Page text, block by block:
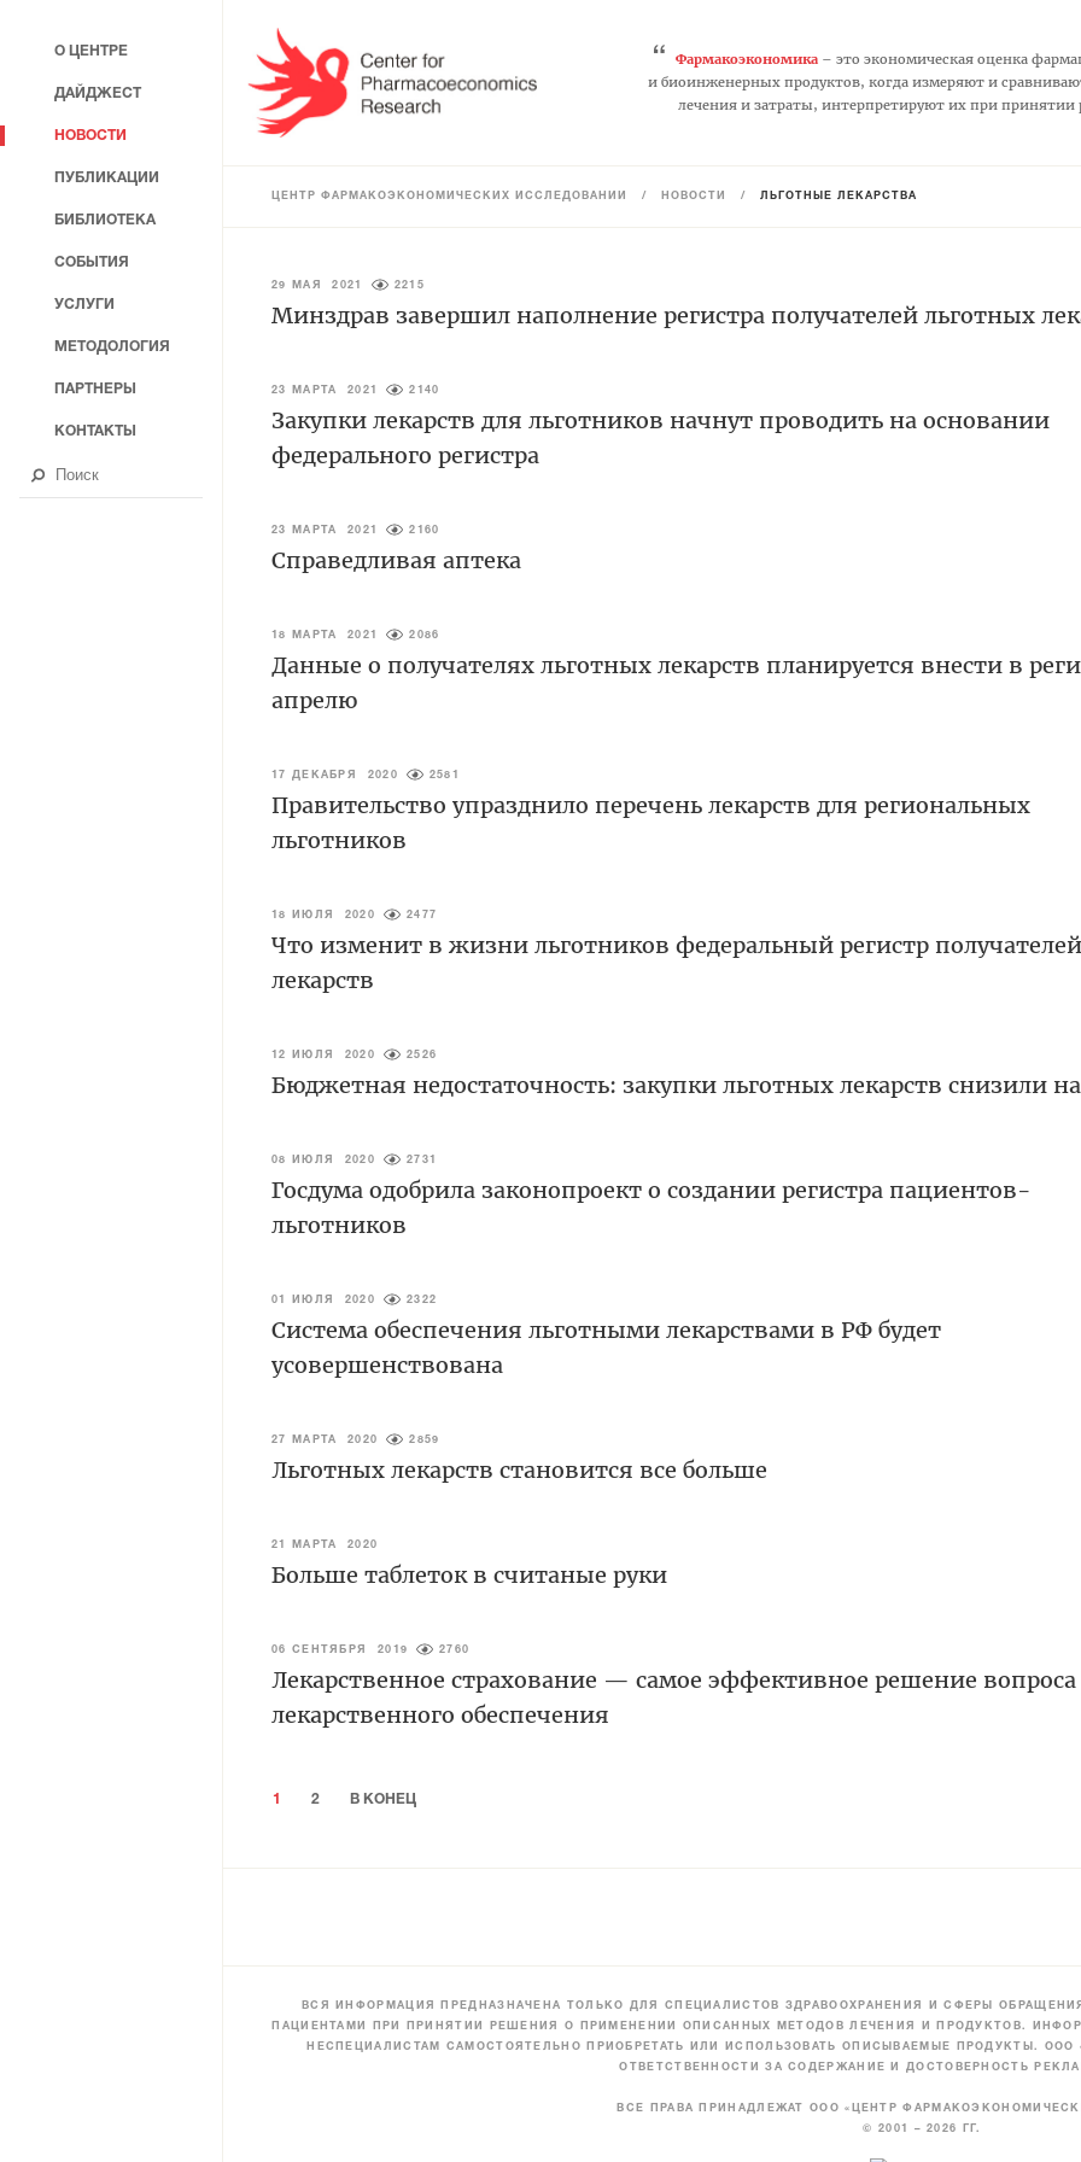
“ Фармакоэкономика– это экономическая оценка
и биоинженерных продуктов, когда измеряют и
лечения и затраты, интерпретируют их при
ЦЕНТР ФАРМАКОЭКОНОМИЧЕСКИХ ИССЛЕДОВАНИЙ / НОВОСТИ / ЛЬГОТНЫЕ ЛЕКАРСТВА
29 МАЯ 2021 2215
Минздрав завершил наполнение регистра получателей льготных
23 МАРТА 2021 2140
Закупки лекарств для льготников начнут проводить на основании
федерального регистра
23 МАРТА 2021 2160
Справедливая аптека
18 МАРТА 2021 2086
Данные о получателях льготных лекарств планируется внести в
апрелю
17 ДЕКАБРЯ 2020 2581
Правительство упразднило перечень лекарств для региональных
льготников
18 ИЮЛЯ 2020 2477
Что изменит в жизни льготников федеральный регистр получателей
лекарств
12 ИЮЛЯ 2020 2526
Бюджетная недостаточность: закупки льготных лекарств снизили
08 ИЮЛЯ 2020 2731
Госдума одобрила законопроект о создании регистра пациентов-
льготников
01 ИЮЛЯ 2020 2322
Система обеспечения льготными лекарствами в РФ будет
усовершенствована
27 МАРТА 2020 2859
Льготных лекарств становится все больше
21 МАРТА 2020
Больше таблеток в считаные руки
06 СЕНТЯБРЯ 2019 2760
Лекарственное страхование — самое эффективное решение вопроса
лекарственного обеспечения
1 2 В КОНЕЦ
ВСЯ ИНФОРМАЦИЯ ПРЕДНАЗНАЧЕНА ТОЛЬКО ДЛЯ СПЕЦИАЛИСТОВ ЗДРАВООХРАНЕНИЯ И СФЕРЫ
ПАЦИЕНТАМИ ПРИ ПРИНЯТИИ РЕШЕНИЯ О ПРИМЕНЕНИИ ОПИСАННЫХ МЕТОДОВ ЛЕЧЕНИЯ И ПРОДУКТОВ.
НЕСПЕЦИАЛИСТАМ САМОСТОЯТЕЛЬНО ПРИОБРЕТАТЬ ИЛИ ИСПОЛЬЗОВАТЬ ОПИСЫВАЕМЫЕ ПРОДУКТЫ.
ОТВЕТСТВЕННОСТИ ЗА СОДЕРЖАНИЕ И ДОСТОВЕРНОСТЬ
ВСЕ ПРАВА ПРИНАДЛЕЖАТ ООО «ЦЕНТР
© 2001 – 2026 ГГ.
О ЦЕНТРЕ
ДАЙДЖЕСТ
НОВОСТИ
ПУБЛИКАЦИИ
БИБЛИОТЕКА
СОБЫТИЯ
УСЛУГИ
МЕТОДОЛОГИЯ
ПАРТНЕРЫ
КОНТАКТЫ